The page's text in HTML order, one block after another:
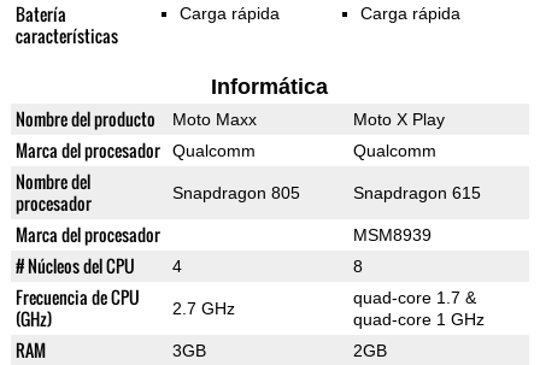
Batería
características
Carga rápida Carga rápida
Informática
Nombre del producto Moto Maxx Moto X Play
Marca del procesador Qualcomm Qualcomm
Nombre del
procesador
Snapdragon 805 Snapdragon 615
Marca del procesador MSM8939
# Núcleos del CPU 4 8
Frecuencia de CPU
(GHz)
2.7 GHz
quad-core 1.7 &
quad-core 1 GHz
RAM 3GB 2GB